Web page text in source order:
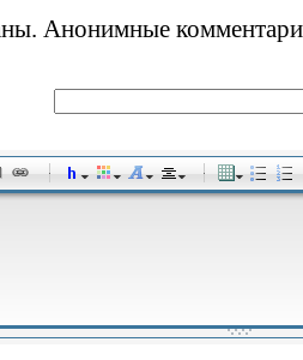
Анонимные
-
-
-
-
-
-